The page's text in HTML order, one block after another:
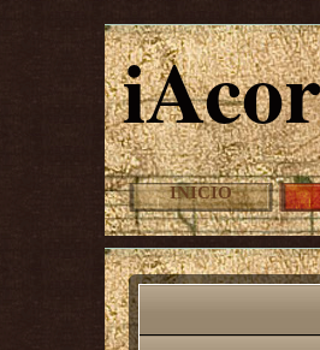
INICIO